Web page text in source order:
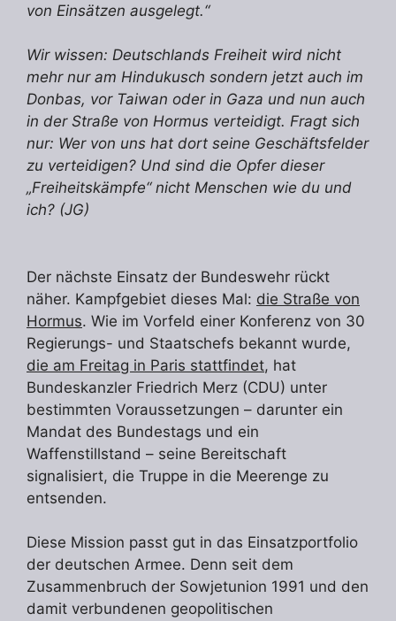
von Einsätzen ausgelegt.“
Wir wissen: Deutschlands Freiheit wird nicht
mehr nur am Hindukusch sondern jetzt auch im
Donbas, vor Taiwan oder in Gaza und nun auch
in der Straße von Hormus verteidigt. Fragt sich
nur: Wer von uns hat dort seine Geschäftsfelder
zu verteidigen? Und sind die Opfer dieser
„Freiheitskämpfe“ nicht Menschen wie du und
ich? (JG)
Der nächste Einsatz der Bundeswehr rückt
näher. Kampfgebiet dieses Mal: die Straße von
Hormus. Wie im Vorfeld einer Konferenz von 30
Regierungs- und Staatschefs bekannt wurde,
die am Freitag in Paris stattfindet, hat
Bundeskanzler Friedrich Merz (CDU) unter
bestimmten Voraussetzungen – darunter ein
Mandat des Bundestags und ein
Waffenstillstand – seine Bereitschaft
signalisiert, die Truppe in die Meerenge zu
entsenden.
Diese Mission passt gut in das Einsatzportfolio
der deutschen Armee. Denn seit dem
Zusammenbruch der Sowjetunion 1991 und den
damit verbundenen geopolitischen